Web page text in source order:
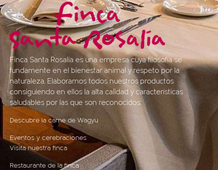
Finca Santa Rosalía es una empresa cuya filosofía se
fundamente en el bienestar animal y respeto por la
naturaleza. Elaboramos todos nuestros productos
consiguiendo en ellos la alta calidad y características
saludables por las que son reconocidos.
Descubre la carne de Wagyu
Eventos y cerebraciones
Visita nuestra finca
Restaurante de la finca